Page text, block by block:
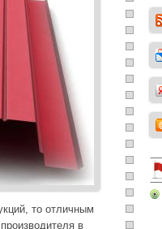
то отличным
в